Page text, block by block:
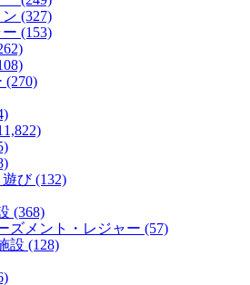
(327)
(153)
(270)
び (132)
(368)
ズメント・レジャー (57)
設 (128)